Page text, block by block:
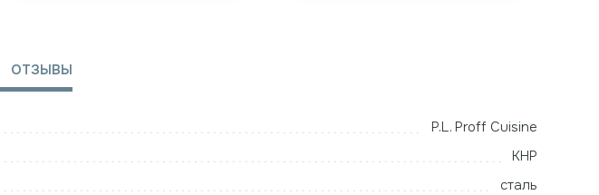
ОТЗЫВЫ
P.L. Proff Cuisine
КНР
сталь